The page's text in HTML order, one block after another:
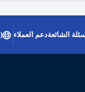
الشائعةدعم العملاء (AE)